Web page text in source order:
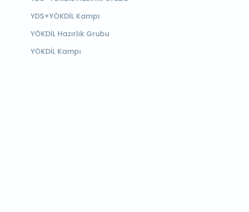
YDS+YÖKDİL Kampı
YÖKDİL Hazırlık Grubu
YÖKDİL Kampı